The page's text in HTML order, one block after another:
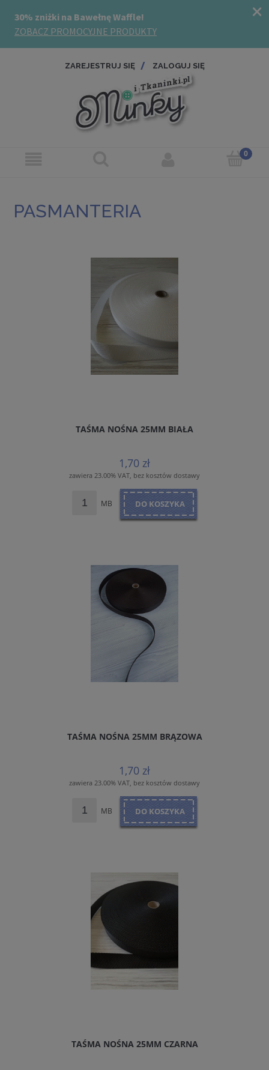
ZAREJESTRUJ SIĘ ZALOGUJ SIĘ
PASMANTERIA
TAŚMA NOŚNA 25MM BIAŁA
1,70 zł
zawiera 23.00% VAT, bez kosztów dostawy
MB DO KOSZYKA
TAŚMA NOŚNA 25MM BRĄZOWA
1,70 zł
zawiera 23.00% VAT, bez kosztów dostawy
MB DO KOSZYKA
TAŚMA NOŚNA 25MM CZARNA